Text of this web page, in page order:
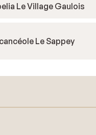
Le Village Gaulois
Le Sappey